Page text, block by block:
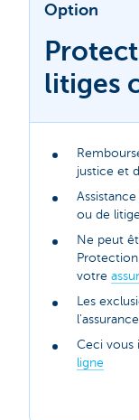
Option
litiges
justice et
ou de
Ne peut
votre
Les
Ceci vous
ligne